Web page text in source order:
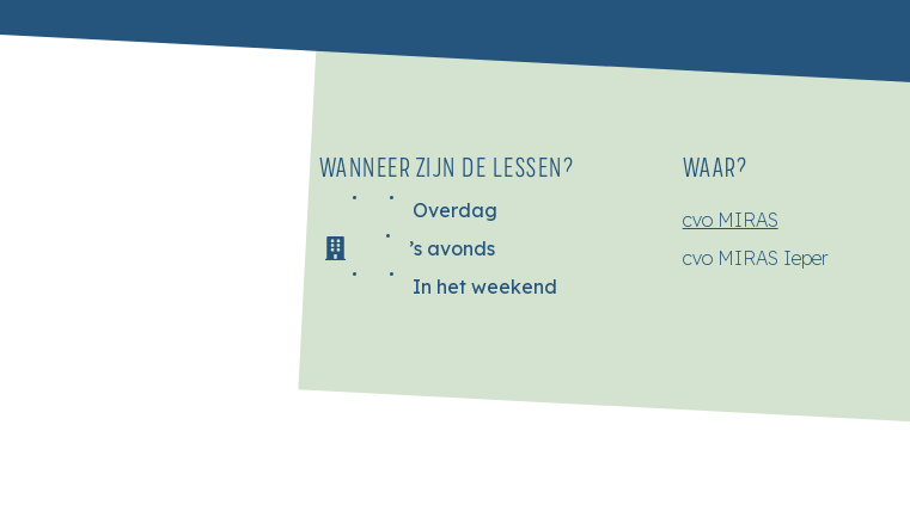
WANNEER ZIJN DE LESSEN?
Overdag
’s avonds
In het weekend
WAAR?
cvo MIRAS
cvo MIRAS Ieper